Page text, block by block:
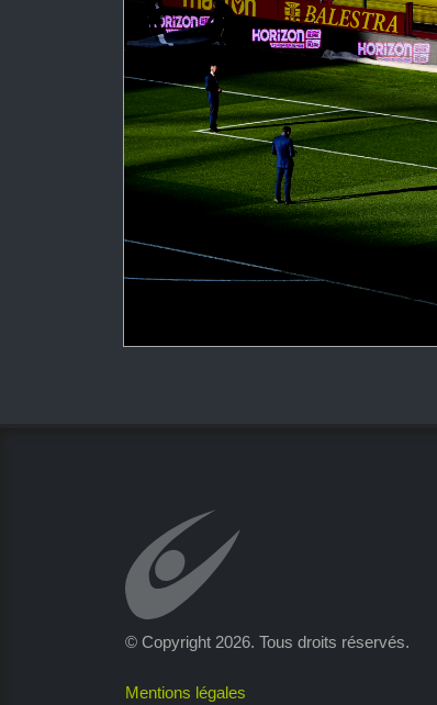
© Copyright 2026. Tous droits réservés.
Mentions légales